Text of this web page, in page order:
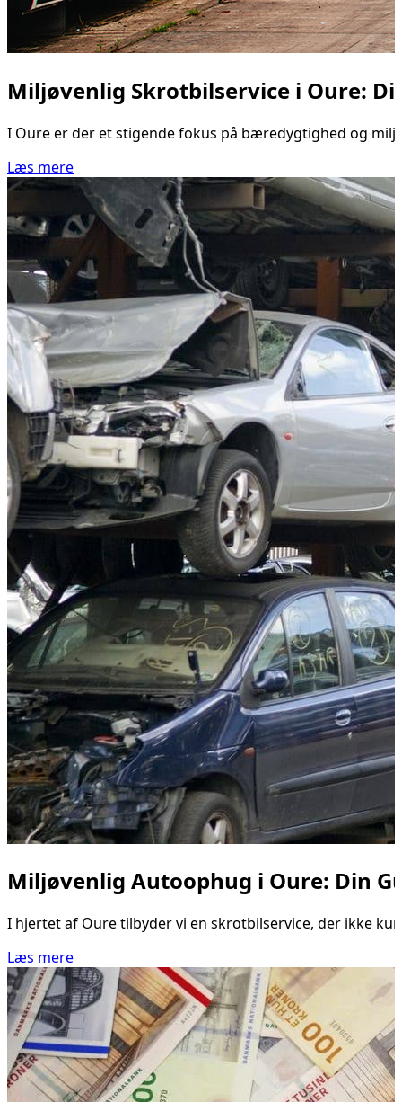
Miljøvenlig Skrotbilservice i Oure:
I Oure er der et stigende fokus på bæredygtighed og
Læs mere
Miljøvenlig Autoophug i Oure: Din
I hjertet af Oure tilbyder vi en skrotbilservice, der ikke
Læs mere